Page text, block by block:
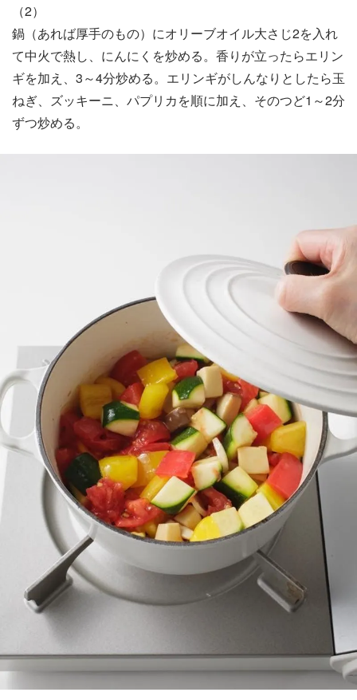
（2）
鍋（あれば厚手のもの）にオリーブオイル大さじ2を入れ
て中火で熱し、にんにくを炒める。香りが立ったらエリン
ギを加え、3～4分炒める。エリンギがしんなりとしたら玉
ねぎ、ズッキーニ、パプリカを順に加え、そのつど1～2分
ずつ炒める。